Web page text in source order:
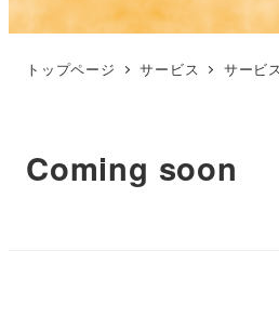
トップページ サービス サービ
Coming soon